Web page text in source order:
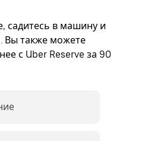
садитесь в машину и
Вы также можете
с Uber Reserve за 90